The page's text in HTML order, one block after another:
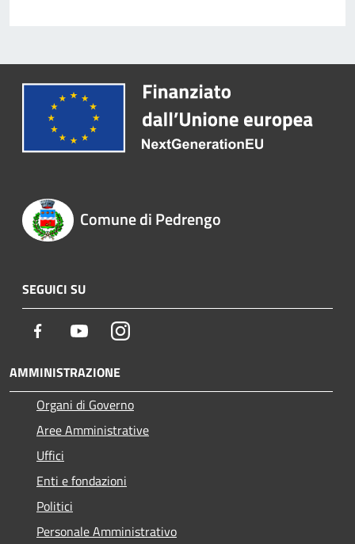
Comune di Pedrengo
SEGUICI SU
Facebook YoutubeInstagram
AMMINISTRAZIONE
Organi di Governo
Aree Amministrative
Uffici
Enti e fondazioni
Politici
Personale Amministrativo